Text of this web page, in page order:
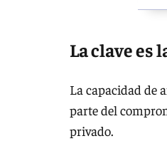
La clave es
La capacidad de
parte del
privado.